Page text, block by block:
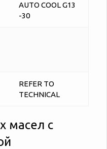
AUTO COOL G13
-30
REFER TO
TECHNICAL
масел с